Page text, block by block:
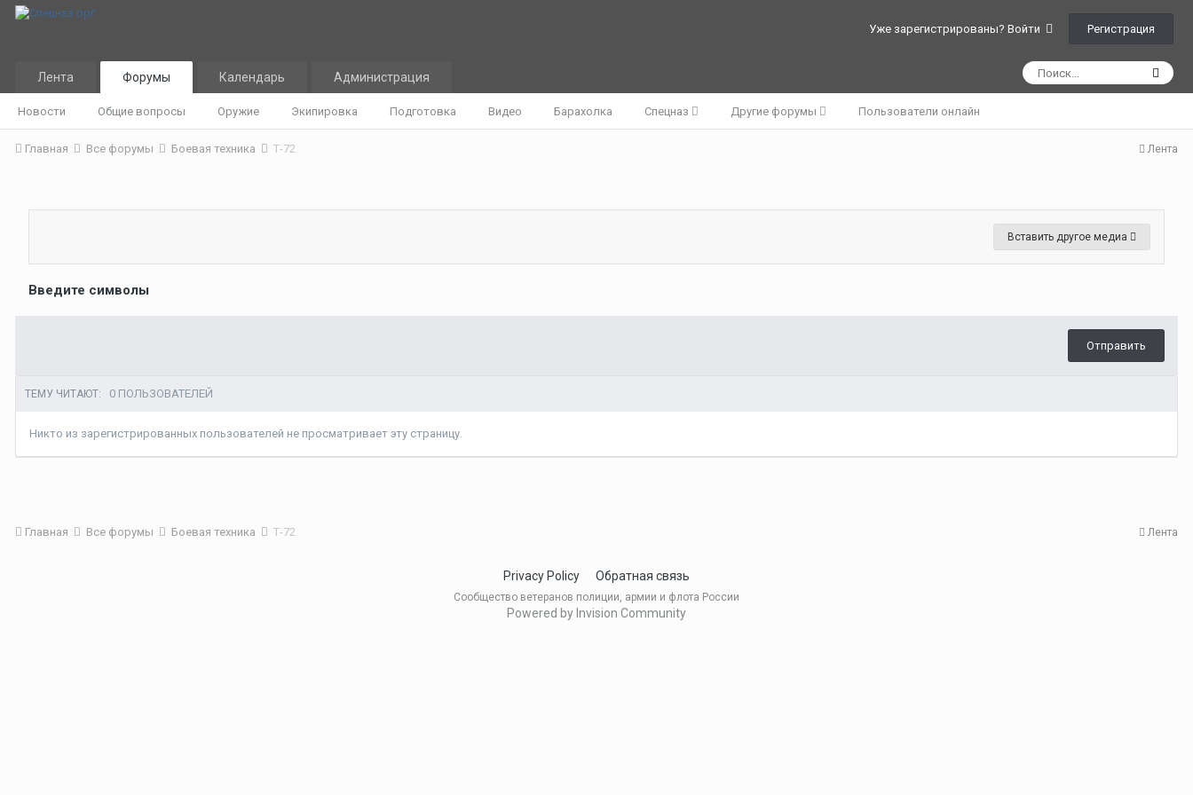
Уже зарегистрированы? Войти Регистрация
Лента Форумы
Новости Общие вопросы Оружие Экипировка Подготовка Видео Барахолка Спецназ Другие форумы Пользователи онлайн
Календарь Администрация
Лента
Главная Все форумы Боевая техника Т-72
Вставить другое медиа
Введите символы
Отправить
ТЕМУ ЧИТАЮТ: 0 ПОЛЬЗОВАТЕЛЕЙ
Никто из зарегистрированных пользователей не просматривает эту страницу.
Лента
Главная Все форумы Боевая техника Т-72
Privacy Policy Обратная связь
Сообщество ветеранов полиции, армии и флота России
Powered by Invision Community